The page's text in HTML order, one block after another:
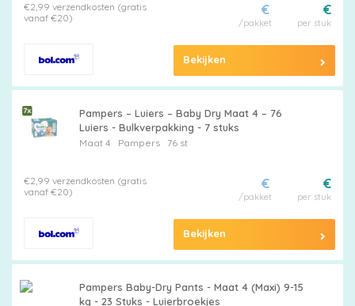
€2,99 verzendkosten (gratis
vanaf €20)
€
per stuk
€
/pakket
Bekijken
Pampers – Luiers – Baby Dry Maat 4 – 76
Luiers - Bulkverpakking - 7 stuks
Maat 4 Pampers76 st
€2,99 verzendkosten (gratis
vanaf €20)
€
per stuk
€
/pakket
Bekijken
Pampers Baby-Dry Pants - Maat 4 (Maxi) 9-15
kg - 23 Stuks - Luierbroekjes